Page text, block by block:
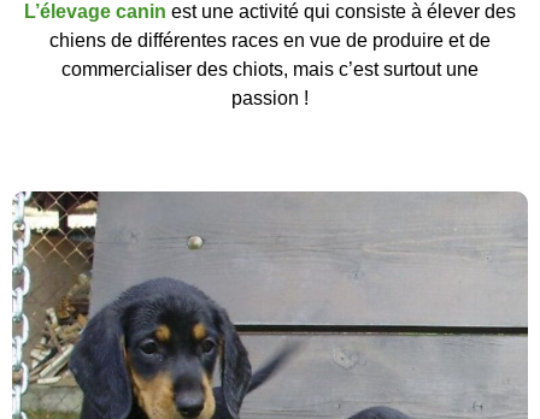
L’élevage canin est une activité qui consiste à élever des
chiens de différentes races en vue de produire et de
commercialiser des chiots, mais c’est surtout une
passion !